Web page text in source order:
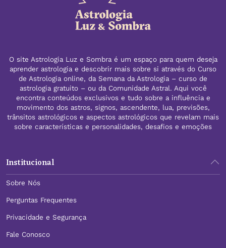
O site Astrologia Luz e Sombra é um espaço para quem deseja
aprender astrologia e descobrir mais sobre si através do Curso
de Astrologia online, da Semana da Astrologia – curso de
astrologia gratuito – ou da Comunidade Astral. Aqui você
encontra conteúdos exclusivos e tudo sobre a influência e
movimento dos astros, signos, ascendente, lua, previsões,
trânsitos astrológicos e aspectos astrológicos que revelam mais
sobre características e personalidades, desafios e emoções
Institucional
Sobre Nós
Perguntas Frequentes
Privacidade e Segurança
Fale Conosco